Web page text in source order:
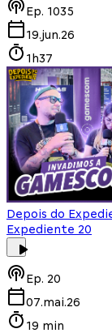
Ep. 1035
19.jun.26
1h37
Depois do
Expediente 20
Ep. 20
07.mai.26
19 min